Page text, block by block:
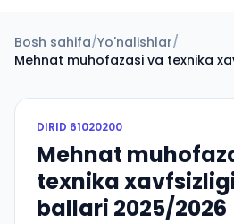
Bosh sahifa/Yo'nalishlar/
Mehnat muhofazasi va texnika
DIRID 61020200
Mehnat
texnika
ballari 2025/2026